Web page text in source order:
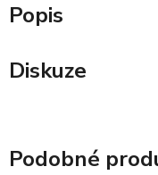
Popis
Diskuze
Podobné